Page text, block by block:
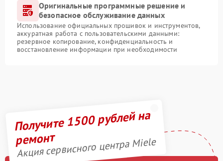
Оригинальные программные решение и
безопасное обслуживание данных
Использование официальных прошивок и инструментов,
аккуратная работа с пользовательскими данными:
резервное копирование, конфиденциальность и
восстановление информации при необходимости
Получите 1500 рублей на
ремонт
Акция сервисного центра Miele